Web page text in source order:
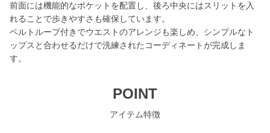
前面には機能的なポケットを配置し、後ろ中央にはスリットを入
れることで歩きやすさも確保しています。
ベルトループ付きでウエストのアレンジも楽しめ、シンプルなト
ップスと合わせるだけで洗練されたコーディネートが完成しま
す。
POINT
アイテム特徴